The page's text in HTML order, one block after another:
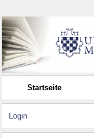
Startseite
Login